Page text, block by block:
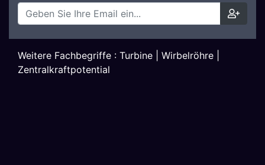
Weitere Fachbegriffe : Turbine Wirbelröhre
Zentralkraftpotential